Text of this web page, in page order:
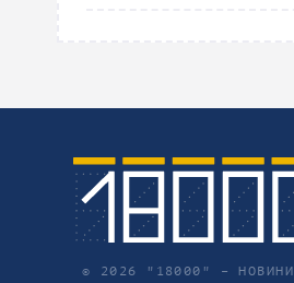
© 2026 "18000" –НОВИНИ